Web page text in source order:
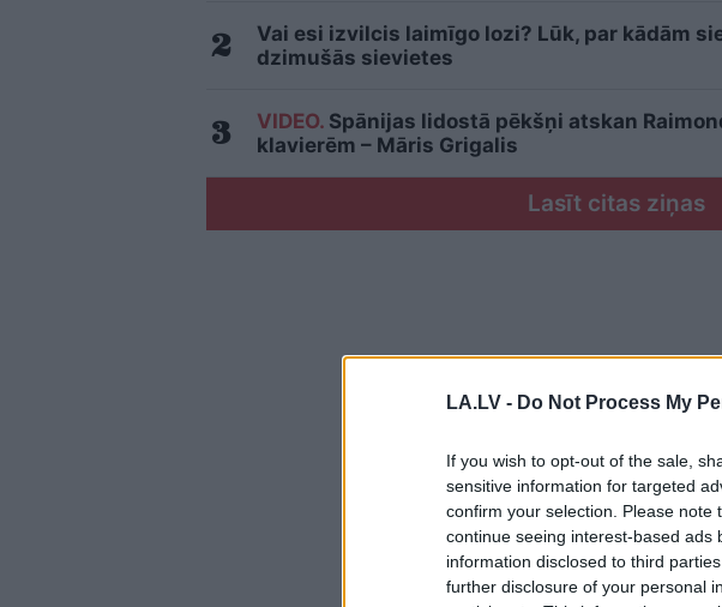
LA.LV - Do Not Process My
If you wish to opt-out of the sale,
sensitive information for targeted
confirm your selection. Please
continue seeing interest-based ads
information disclosed to third
further disclosure of your personal
Vai esi izvilcis laimīgo lozi? Lūk, par kādām
dzimušās sievietes
VIDEO. Spānijas lidostā pēkšņi atskan
klavierēm – Māris Grigalis
Lasīt citas ziņas